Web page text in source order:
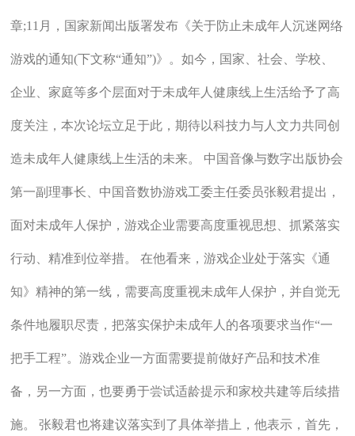
章;11月，国家新闻出版署发布《关于防止未成年人沉迷网络
游戏的通知(下文称“通知”)》。如今，国家、社会、学校、
企业、家庭等多个层面对于未成年人健康线上生活给予了高
度关注，本次论坛立足于此，期待以科技力与人文力共同创
造未成年人健康线上生活的未来。 中国音像与数字出版协会
第一副理事长、中国音数协游戏工委主任委员张毅君提出，
面对未成年人保护，游戏企业需要高度重视思想、抓紧落实
行动、精准到位举措。 在他看来，游戏企业处于落实《通
知》精神的第一线，需要高度重视未成年人保护，并自觉无
条件地履职尽责，把落实保护未成年人的各项要求当作“一
把手工程”。游戏企业一方面需要提前做好产品和技术准
备，另一方面，也要勇于尝试适龄提示和家校共建等后续措
施。 张毅君也将建议落实到了具体举措上，他表示，首先，